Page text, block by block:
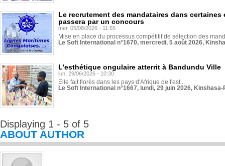
Le recrutement des mandataires dans
passera par un concours
mer, 05/08/2026 - 11:55
Mise en place du processus compétitif de sélection des
Le Soft International n°1670, mercredi, 5 août 2026,
L'esthétique ongulaire atterrit à Bandundu Ville
lun, 29/06/2026 - 10:30
Elle fait florès dans les pays d'Afrique de l'est...
Le Soft International n°1667, lundi, 29 juin 2026,
Displaying 1 - 5 of 5
ABOUT AUTHOR